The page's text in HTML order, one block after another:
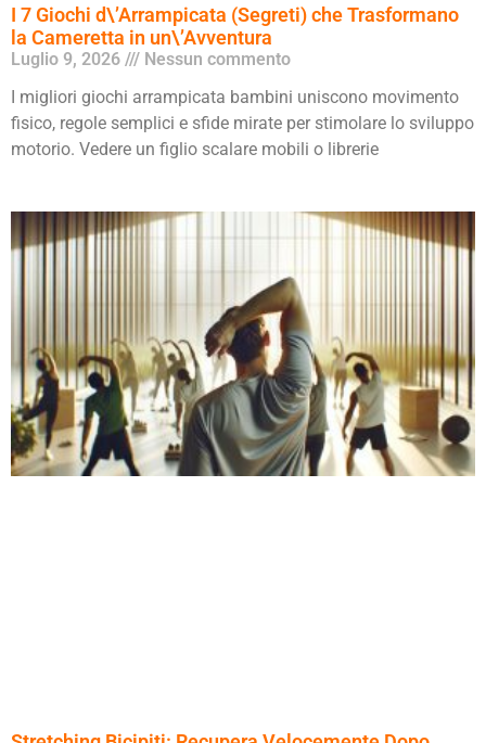
I 7 Giochi d\’Arrampicata (Segreti) che Trasformano
la Cameretta in un\’Avventura
Luglio 9, 2026
Nessun commento
I migliori giochi arrampicata bambini uniscono movimento
fisico, regole semplici e sfide mirate per stimolare lo sviluppo
motorio. Vedere un figlio scalare mobili o librerie